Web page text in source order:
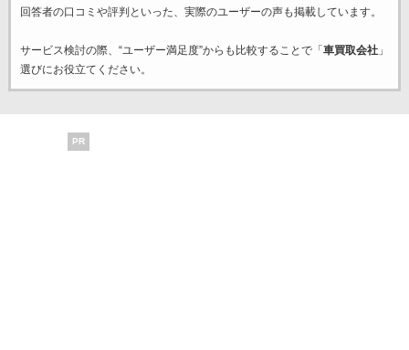
回答者の口コミや評判といった、実際のユーザーの声も掲載しています。
サービス検討の際、“ユーザー満足度”からも比較することで「 車買取会社」
選びにお役立てください。
PR